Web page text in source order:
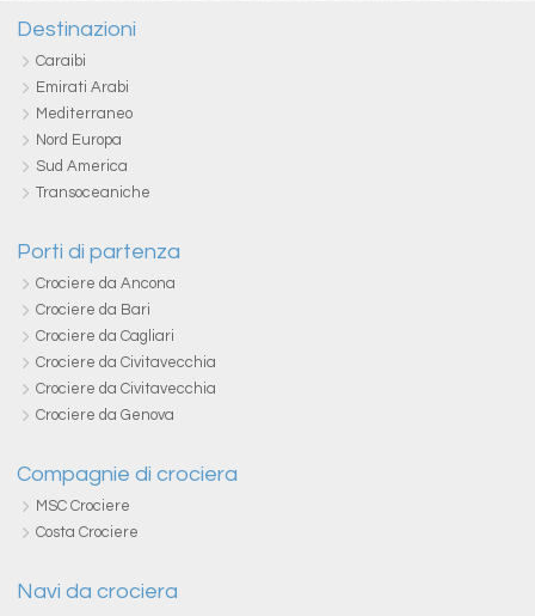
Destinazioni
Caraibi
Emirati Arabi
Mediterraneo
Nord Europa
Sud America
Transoceaniche
Porti di partenza
Crociere da Ancona
Crociere da Bari
Crociere da Cagliari
Crociere da Civitavecchia
Crociere da Civitavecchia
Crociere da Genova
Compagnie di crociera
MSC Crociere
Costa Crociere
Navi da crociera